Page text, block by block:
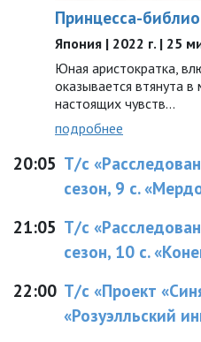
Принцесса-
Япония | 2022 г. | 25
Юная аристократка,
оказывается втянута
настоящих чувств…
подробнее
20:05 Т/с
сезон, 9 с.
21:05 Т/с
сезон, 10 с.
22:00 Т/с «Проект
«Розуэлльский